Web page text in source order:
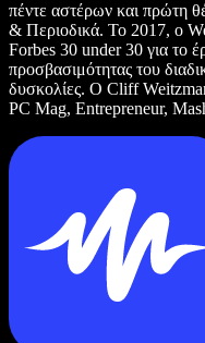
πέντε αστέρων και πρώτη
& Περιοδικά. Το 2017, ο
Forbes 30 under 30 για το
προσβασιμότητας του
δυσκολίες. Ο Cliff
PC Mag, Entrepreneur,